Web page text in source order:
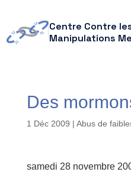
Centre Contre
Manipulations
Des
1 Déc 2009 | Abus de
samedi 28 novembre